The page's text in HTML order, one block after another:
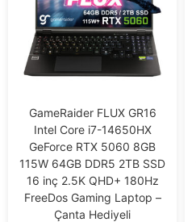
GameRaider FLUX GR16
Intel Core i7-14650HX
GeForce RTX 5060 8GB
115W 64GB DDR5 2TB SSD
16 inç 2.5K QHD+ 180Hz
FreeDos Gaming Laptop –
Çanta Hediyeli